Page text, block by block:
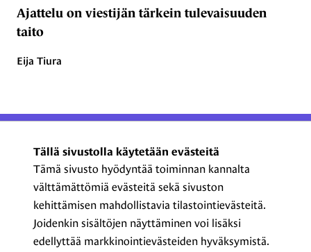
Tällä sivustolla käytetään evästeitä
Tämä sivusto hyödyntää toiminnan kannalta
välttämättömiä evästeitä sekä sivuston
kehittämisen mahdollistavia tilastointievästeitä.
Joidenkin sisältöjen näyttäminen voi lisäksi
edellyttää markkinointievästeiden hyväksymistä.
Ajattelu on viestijän tärkein tulevaisuuden
taito
Eija Tiura
ProCom – Viestinnän
ammattilaiset ry
Kasarmikatu 23 A 5, 2. krs
00130 Helsinki
+358 44 720 3022
procom@procom.fi